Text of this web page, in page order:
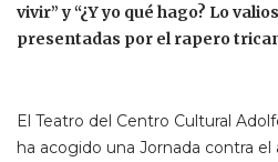
vivir” y “¿Y yo qué hago? Lo
presentadas por el rapero
El Teatro del Centro Cultural
ha acogido una Jornada contra el